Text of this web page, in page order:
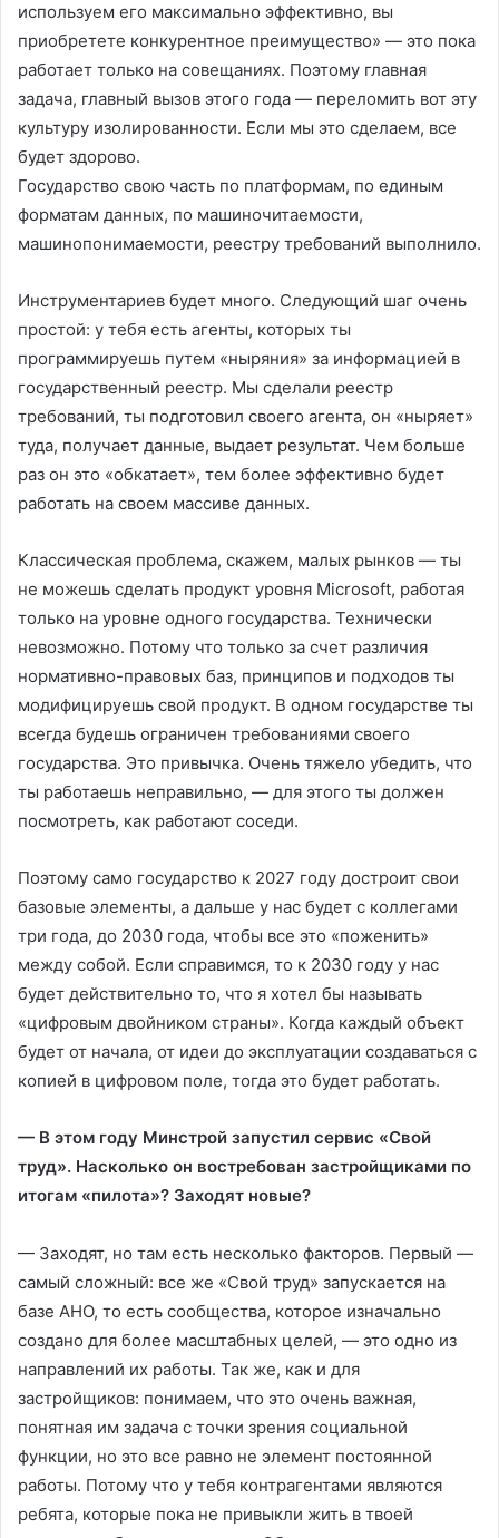
используем его максимально эффективно, вы
приобретете конкурентное преимущество» — это пока
работает только на совещаниях. Поэтому главная
задача, главный вызов этого года — переломить вот эту
культуру изолированности. Если мы это сделаем, все
будет здорово.
Государство свою часть по платформам, по единым
форматам данных, по машиночитаемости,
машинопонимаемости, реестру требований выполнило.
Инструментариев будет много. Следующий шаг очень
простой: у тебя есть агенты, которых ты
программируешь путем «ныряния» за информацией в
государственный реестр. Мы сделали реестр
требований, ты подготовил своего агента, он «ныряет»
туда, получает данные, выдает результат. Чем больше
раз он это «обкатает», тем более эффективно будет
работать на своем массиве данных.
Классическая проблема, скажем, малых рынков — ты
не можешь сделать продукт уровня Microsoft, работая
только на уровне одного государства. Технически
невозможно. Потому что только за счет различия
нормативно-правовых баз, принципов и подходов ты
модифицируешь свой продукт. В одном государстве ты
всегда будешь ограничен требованиями своего
государства. Это привычка. Очень тяжело убедить, что
ты работаешь неправильно, — для этого ты должен
посмотреть, как работают соседи.
Поэтому само государство к 2027 году достроит свои
базовые элементы, а дальше у нас будет с коллегами
три года, до 2030 года, чтобы все это «поженить»
между собой. Если справимся, то к 2030 году у нас
будет действительно то, что я хотел бы называть
«цифровым двойником страны». Когда каждый объект
будет от начала, от идеи до эксплуатации создаваться с
копией в цифровом поле, тогда это будет работать.
— В этом году Минстрой запустил сервис «Свой
труд». Насколько он востребован застройщиками по
итогам «пилота»? Заходят новые?
— Заходят, но там есть несколько факторов. Первый —
самый сложный: все же «Свой труд» запускается на
базе АНО, то есть сообщества, которое изначально
создано для более масштабных целей, — это одно из
направлений их работы. Так же, как и для
застройщиков: понимаем, что это очень важная,
понятная им задача с точки зрения социальной
функции, но это все равно не элемент постоянной
работы. Потому что у тебя контрагентами являются
ребята, которые пока не привыкли жить в твоей